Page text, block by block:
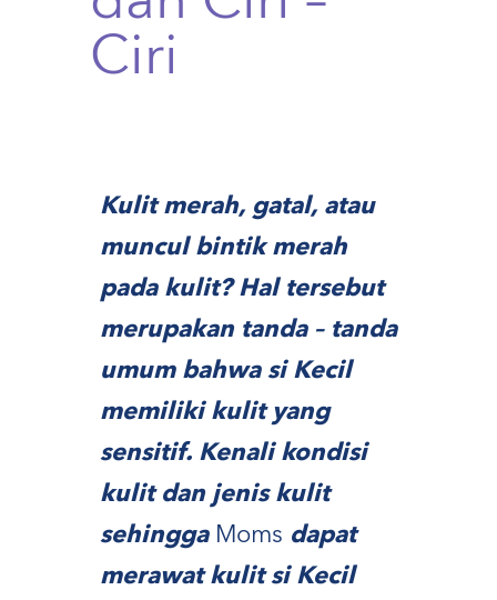
Ciri
Kulit merah, gatal, atau
muncul bintik merah
pada kulit? Hal tersebut
merupakan tanda – tanda
umum bahwa si Kecil
memiliki kulit yang
sensitif. Kenali kondisi
kulit dan jenis kulit
sehingga Moms dapat
merawat kulit si Kecil